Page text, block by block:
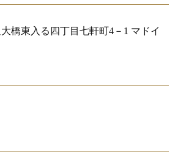
橋東入る四丁目七軒町4－1 マドイ